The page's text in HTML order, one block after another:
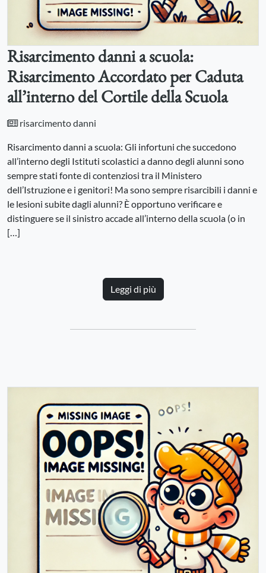
Risarcimento danni a scuola:
Risarcimento Accordato per Caduta
all’interno del Cortile della Scuola
risarcimento danni
Risarcimento danni a scuola: Gli infortuni che succedono
all’interno degli Istituti scolastici a danno degli alunni sono
sempre stati fonte di contenziosi tra il Ministero
dell’Istruzione e i genitori! Ma sono sempre risarcibili i danni e
le lesioni subite dagli alunni? È opportuno verificare e
distinguere se il sinistro accade all’interno della scuola (o in
[…]
Leggi di più